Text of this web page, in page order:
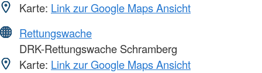
Karte: Link zur Google Maps Ansicht
Rettungswache
DRK-Rettungswache Schramberg
Karte: Link zur Google Maps Ansicht